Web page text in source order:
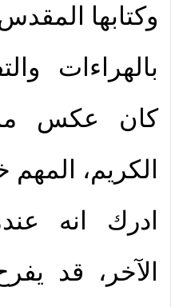
وكتابها
بالهراءات
كان عكس ما
الكريم،
ادرك انه
الآخر، قد